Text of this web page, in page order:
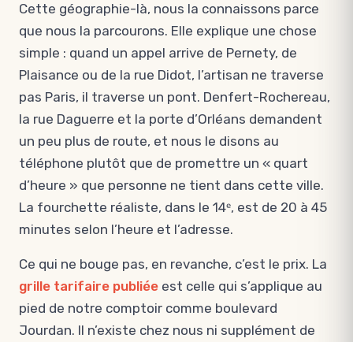
Cette géographie-là, nous la connaissons parce
que nous la parcourons. Elle explique une chose
simple : quand un appel arrive de Pernety, de
Plaisance ou de la rue Didot, l’artisan ne traverse
pas Paris, il traverse un pont. Denfert-Rochereau,
la rue Daguerre et la porte d’Orléans demandent
un peu plus de route, et nous le disons au
téléphone plutôt que de promettre un « quart
d’heure » que personne ne tient dans cette ville.
La fourchette réaliste, dans le 14ᵉ, est de 20 à 45
minutes selon l’heure et l’adresse.
Ce qui ne bouge pas, en revanche, c’est le prix. La
grille tarifaire publiée est celle qui s’applique au
pied de notre comptoir comme boulevard
Jourdan. Il n’existe chez nous ni supplément de